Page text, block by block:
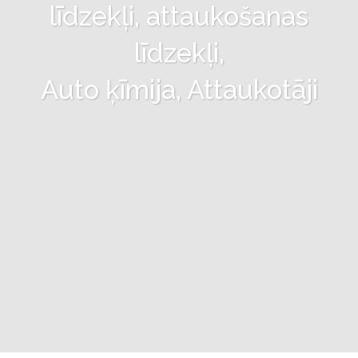
līdzekļi, attaukošanas
līdzekļi,
Auto ķīmija, Attaukotāji